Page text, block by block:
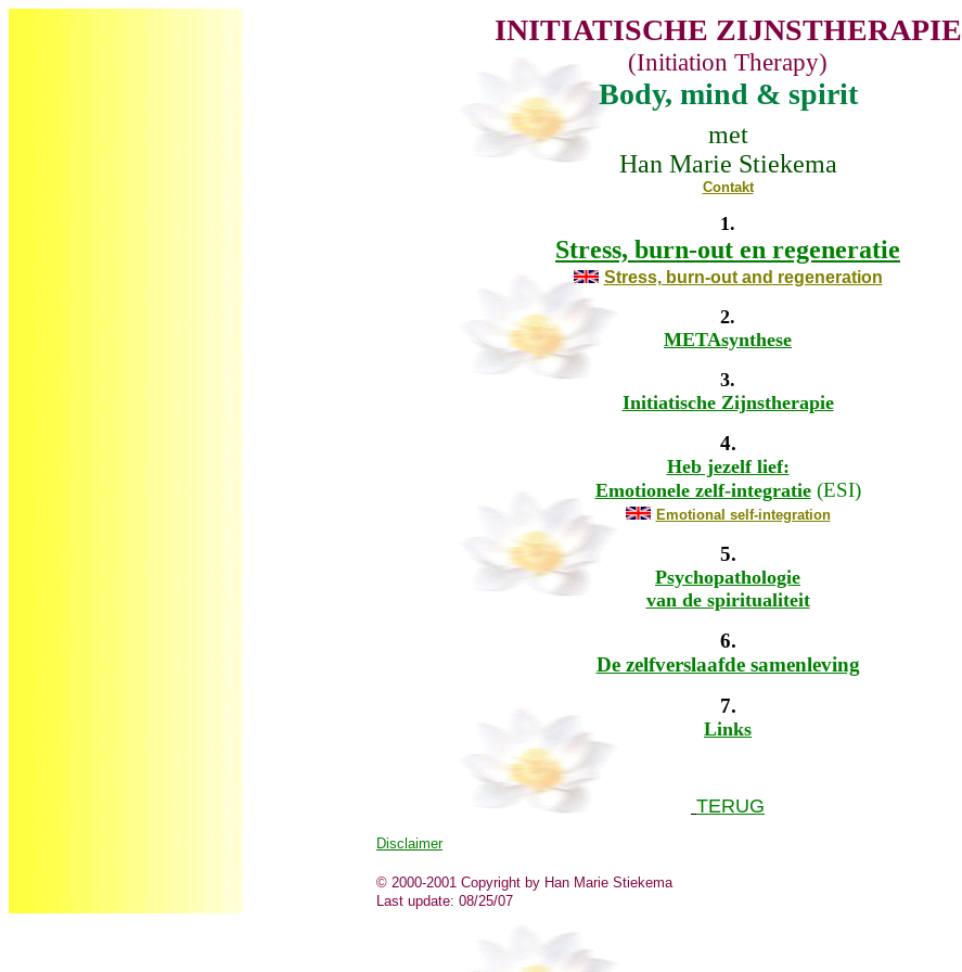
INITIATISCHE ZIJNSTHERAPIE
(Initiation Therapy)
Body, mind & spirit
met
Han Marie Stiekema
Contakt
1.
Stress, burn-out en regeneratie
Stress, burn-out and regeneration
2.
METAsynthese
3.
Initiatische Zijnstherapie
4.
Heb jezelf lief:
Emotionele zelf-integratie (ESI)
Emotional self-integration
5.
Psychopathologie
van de spiritualiteit
6.
De zelfverslaafde samenleving
7.
Links
TERUG
Disclaimer
© 2000-2001 Copyright by Han Marie Stiekema
Last update: 08/25/07